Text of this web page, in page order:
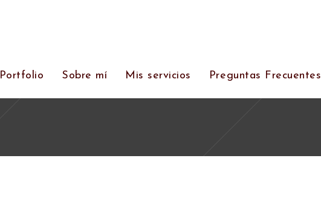
Portfolio Sobre mí Mis servicios Preguntas Frecuentes